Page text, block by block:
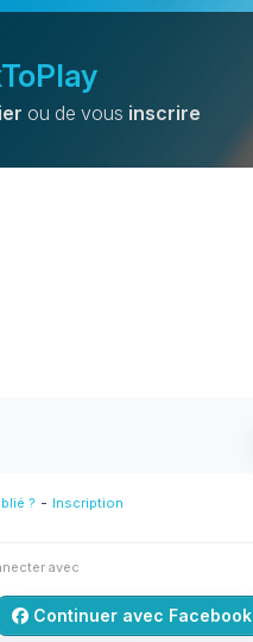
ou de vous inscrire
? - Inscription
avec
Continuer avec Facebook